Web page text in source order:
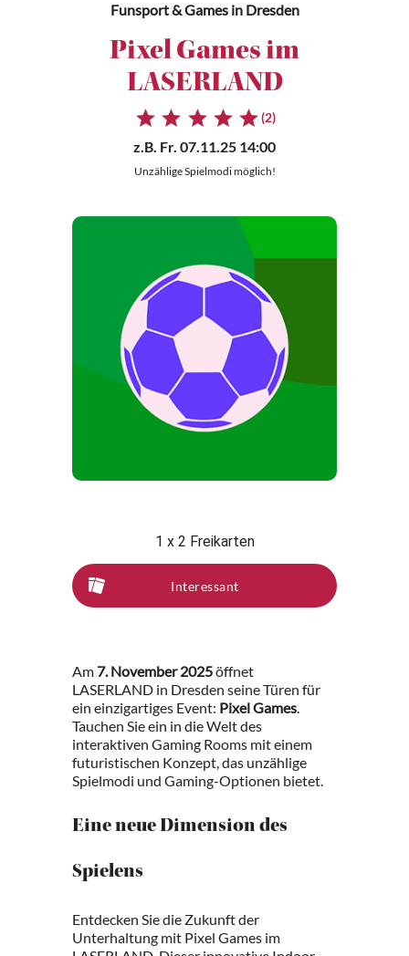
Funsport & Gamesin Dresden
Pixel Games im
LASERLAND
(2)
z.B. Fr. 07.11.25 14:00
Unzählige Spielmodi möglich!
1 x 2 Freikarten
Interessant
Am 7. November 2025öffnet
LASERLAND in Dresden seine Türen für
ein einzigartiges Event: Pixel Games.
Tauchen Sie ein in die Welt des
interaktiven Gaming Rooms mit einem
futuristischen Konzept, das unzählige
Spielmodi und Gaming-Optionen bietet.
Eine neue Dimension des
Spielens
Entdecken Sie die Zukunft der
Unterhaltung mit Pixel Games im